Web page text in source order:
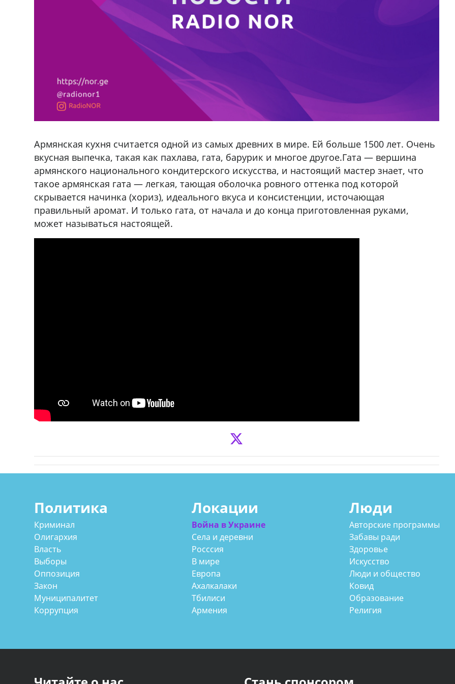
Армянская кухня считается одной из самых древних в мире. Ей больше 1500 лет. Очень
вкусная выпечка, такая как пахлава, гата, барурик и многое другое.Гата — вершина
армянского национального кондитерского искусства, и настоящий мастер знает, что
такое армянская гата — легкая, тающая оболочка ровного оттенка под которой
скрывается начинка (хориз), идеального вкуса и консистенции, источающая
правильный аромат. И только гата, от начала и до конца приготовленная руками,
может называться настоящей.
Политика
Криминал
Олигархия
Власть
Выборы
Оппозиция
Закон
Муниципалитет
Коррупция
Локации
Война в Украине
Села и деревни
Росссия
В мире
Европа
Ахалкалаки
Тбилиси
Армения
Люди
Авторские программы
Забавы ради
Здоровье
Искусство
Люди и общество
Ковид
Образование
Религия